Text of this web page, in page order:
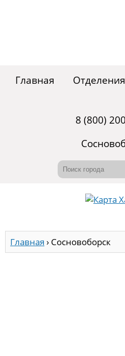
Главная Отделения
8 (800)
Главная › Сосновоборск